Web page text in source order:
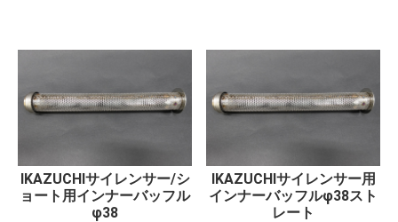
IKAZUCHIサイレンサー/シ
ョート用インナーバッフル
φ38
IKAZUCHIサイレンサー用
インナーバッフルφ38スト
レート